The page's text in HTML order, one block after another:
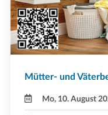
Mütter- und
Mo, 10. August